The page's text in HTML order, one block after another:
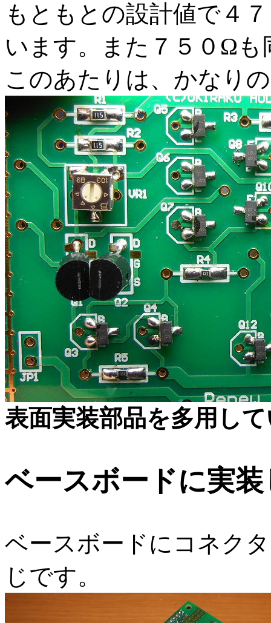
もともとの設計値で４
います。また７５０Ω
このあたりは、かなり
表面実装部品を多用し
ベースボードに実
ベースボードにコネク
じです。